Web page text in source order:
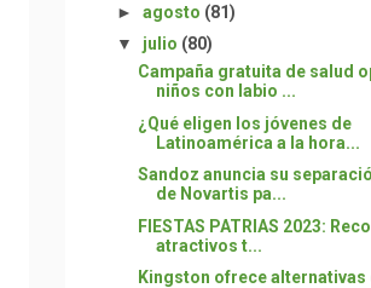
► agosto (81)
▼ julio (80)
Campaña gratuita de salud
niños con labio ...
¿Qué eligen los jóvenes de
Latinoamérica a la hora...
Sandoz anuncia su
de Novartis pa...
FIESTAS PATRIAS 2023:
atractivos t...
Kingston ofrece alternativas